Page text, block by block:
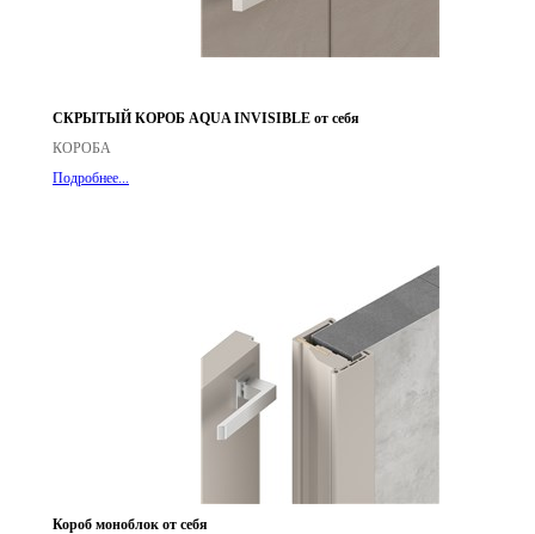
СКРЫТЫЙ КОРОБ AQUA INVISIBLE от себя
КОРОБА
Подробнее...
Короб моноблок от себя